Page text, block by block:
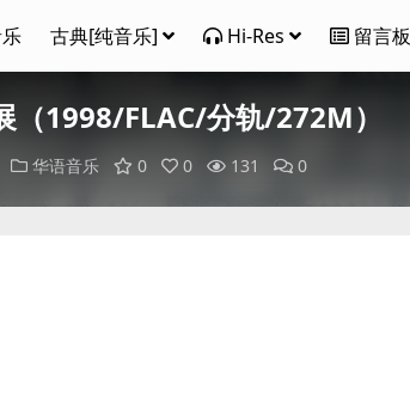
古典[纯音乐] Hi-Res 留言板
（1998/FLAC/分轨/272M）
华语音乐 0 0 131 0